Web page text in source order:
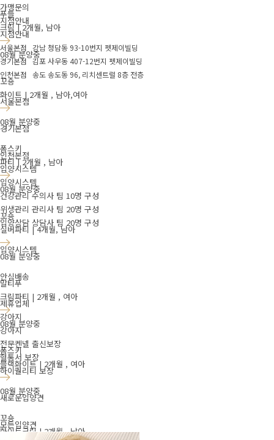
가맹문의
지점안내
지점안내
서울본점 강남 청담동 93-10번지 펫제이빌딩
경기본점 김포 사우동 407-12번지 펫제이빌딩
인천본점 송도 송도동 96, 리치센트럴 8층 전층
서울본점
경기본점
인천본점
입양시스템
입양시스템
건강관리 수의사 팀 10명 구성
위생관리 관리사 팀 20명 구성
입양상담 상담사 팀 20명 구성
입양시스템
안심배송
제휴업체
강아지
강아지
전문켄넬 출신보장
혈통서 보장
하이퀄리티 보장
새로운입양견
모든입양견
푸들
크림 | 2개월, 남아
08월 분양중
꼬숑
화이트 | 2개월 , 남아,여아
08월 분양중
폼스키
파티 | 2개월 , 남아
08월 분양중
꼬숑
실버파티 | 4개월, 남아
08월 분양중
말티푸
크림파티 | 2개월 , 여아
08월 분양중
폼스키
블랙화이트 | 2개월 , 여아
08월 분양중
꼬숑
화이트크림 | 2개월 , 남아